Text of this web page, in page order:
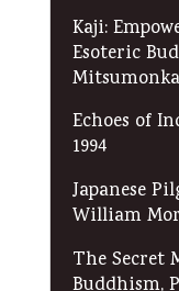
Kaji:
Esoteric
Echoes of
1994
Japanese
William
The Secret